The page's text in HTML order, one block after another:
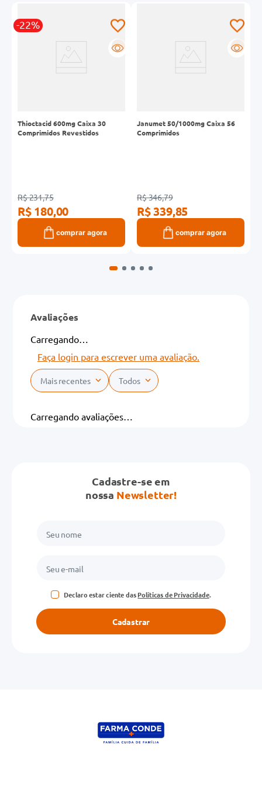
-22%
R
Thioctacid 600mg Caixa 30
Comprimidos Revestidos
R$ 231,75
R$ 180,00
comprar agora
R
Janumet 50/1000mg Caixa 56
Comprimidos
R$ 346,79
R$ 339,85
comprar agora
Avaliações
Carregando…
Faça login para escrever uma avaliação.
Mais recentes Todos
Carregando avaliações…
Cadastre-se em
nossa Newsletter!
Declaro estar ciente dasPolíticas de Privacidade.
Cadastrar